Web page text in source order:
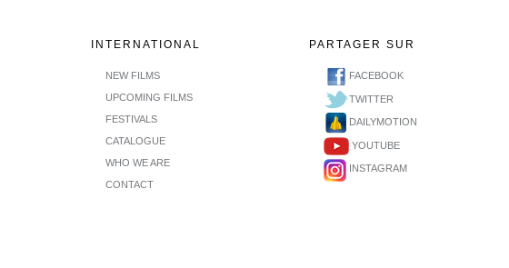
INTERNATIONAL
NEW FILMS
UPCOMING FILMS
FESTIVALS
CATALOGUE
WHO WE ARE
CONTACT
PARTAGER SUR
FACEBOOK
TWITTER
DAILYMOTION
YOUTUBE
INSTAGRAM